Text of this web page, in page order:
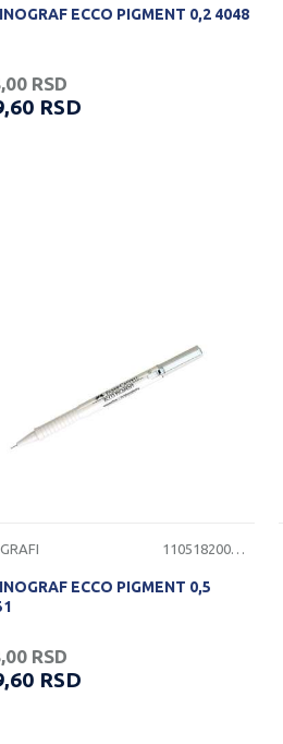
ECCO PIGMENT 0,2 4048
RSD
RSD
1105182000115
ECCO PIGMENT 0,5
RSD
RSD